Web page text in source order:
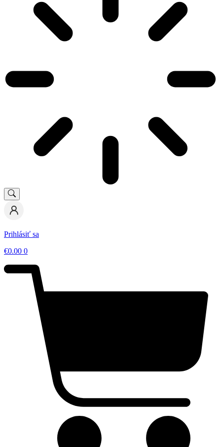
Prihlásiť sa
€0.00 0